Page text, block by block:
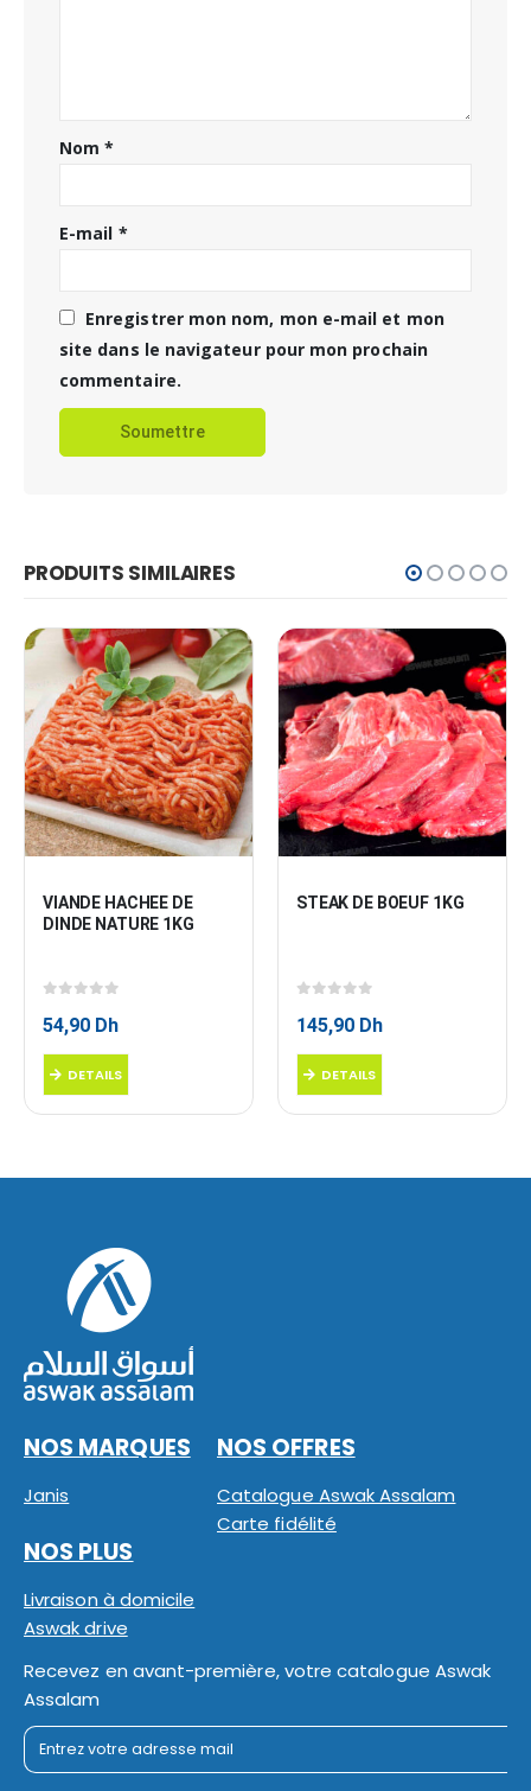
Nom*
E-mail *
Enregistrer mon nom, mon e-mail et mon
site dans le navigateur pour mon prochain
commentaire.
PRODUITS SIMILAIRES
VIANDE HACHEE DE
DINDE NATURE 1KG
54,90 Dh
DETAILS
STEAK DE BOEUF 1KG
145,90 Dh
DETAILS
NOS MARQUES
Janis
NOS OFFRES
Catalogue Aswak Assalam
Carte fidélité
NOS PLUS
Livraison à domicile
Aswak drive
Recevez en avant-première, votre catalogue Aswak
Assalam